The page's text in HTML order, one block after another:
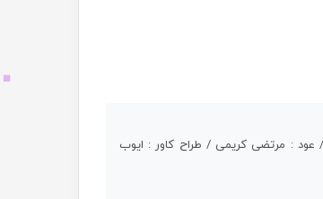
عود : مرتضی کریمی / طراح کاور : ایوب